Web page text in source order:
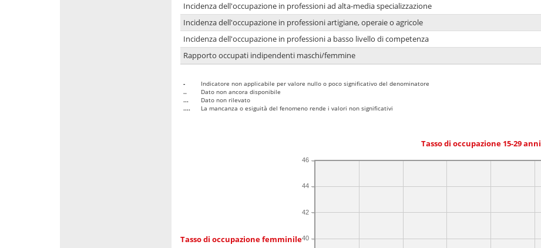
Incidenza dell'occupazione in professioni ad alta-media specializzazione
Incidenza dell'occupazione in professioni artigiane, operaie o agricole
Incidenza dell'occupazione in professioni a basso livello di competenza
Rapporto occupati indipendenti maschi/femmine
-
Indicatore non applicabile per valore nullo o poco significativo del denominatore
..
Dato non ancora disponibile
...
Dato non rilevato
....
La mancanza o esiguità del fenomeno rende i valori non significativi
Tasso di occupazione 15-29 anni
Tasso di occupazione femminile40
42
44
46